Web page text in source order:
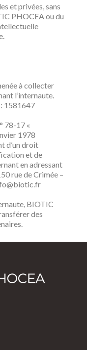
et privées, sans
PHOCEA ou du
à collecter
l’internaute.
1581647
78-17 «
1978
d’un droit
et de
en adressant
rue de Crimée –
BIOTIC
des